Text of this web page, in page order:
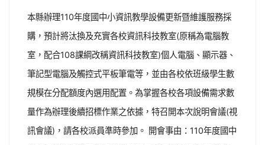
本縣辦理110年度國中小資訊教學設備更新暨維護服務採
購，預計將汰換及充實各校資訊科技教室(原稱為電腦教
室，配合108課綱改稱資訊科技教室)個人電腦、顯示器、
筆記型電腦及觸控式平板筆電等，並由各校依班級學生數
規模在分配額度內選用配置。為掌握各校各項設備需求數
量作為辦理後續招標作業之依據，特召開本次說明會議(視
訊會議)，請各校派員準時參加。 開會事由：110年度國中